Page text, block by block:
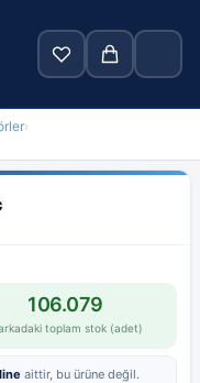
›
106.079
toplam stok (adet)
aittir, bu ürüne değil.